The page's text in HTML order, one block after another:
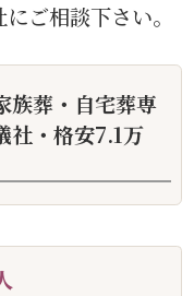
ご相談下さい。
族葬・自宅葬専
社・格安7.1万